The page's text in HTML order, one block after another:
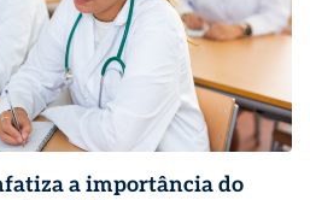
a importância do